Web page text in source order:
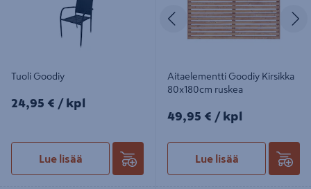
Tuoli Goodiy
24,95€/kpl
24,95 € / kpl
Lue lisää
Edellinen
Aitaelementti Goodiy Kirsikka
80x180cm ruskea
49,95€/kpl
49,95 € / kpl
Lue lisää